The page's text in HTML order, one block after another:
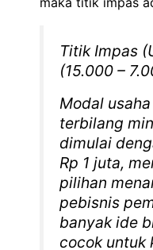
Titik Impas
(15.000 –
Modal
terbilang
dimulai
Rp 1 juta,
pilihan
pebisnis
banyak ide
cocok untuk